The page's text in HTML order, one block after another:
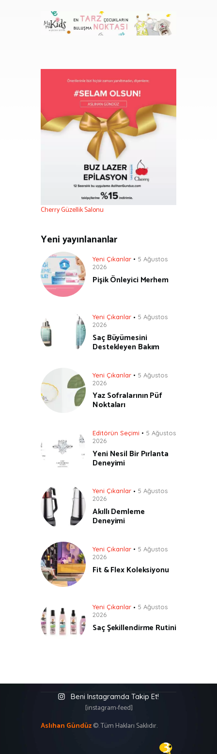
Cherry Güzellik Salonu
Yeni yayınlananlar
Yeni Çıkanlar
5 Ağustos
2026
Pişik Önleyici Merhem
Yeni Çıkanlar
5 Ağustos
2026
Saç Büyümesini
Destekleyen Bakım
Yeni Çıkanlar
5 Ağustos
2026
Yaz Sofralarının Püf
Noktaları
Editörün Seçimi
5 Ağustos
2026
Yeni Nesil Bir Pırlanta
Deneyimi
Yeni Çıkanlar
5 Ağustos
2026
Akıllı Demleme
Deneyimi
Yeni Çıkanlar
5 Ağustos
2026
Fit & Flex Koleksiyonu
Yeni Çıkanlar
5 Ağustos
2026
Saç Şekillendirme Rutini
Beni Instagramda Takip Et!
[instagram-feed]
Aslıhan Gündüz©. Tüm Hakları Saklıdır.